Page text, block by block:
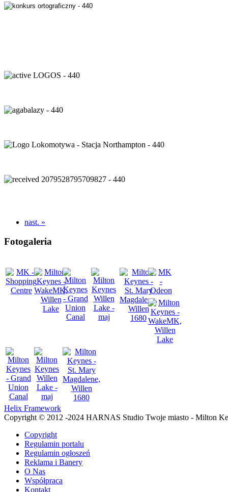
nast. »
Fotogaleria
Helix Framework
Copyright © 2012 -2024 HARNAS Studio Twoje miasto - Milton
Copyright
Regulamin portalu
Regulamin ogłoszeń
Reklama i Banery
O Nas
Współpraca
Kontakt